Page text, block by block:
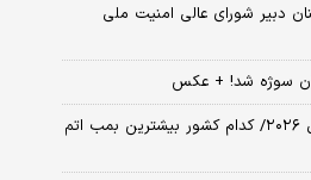
دبیر شورای ‌عالی امنیت ملی
سوژه شد! + عکس
تعداد بمب‌های اتمی جهان در سال ۲۰۲۶/ کدام کشور بیشترین بمب اتم